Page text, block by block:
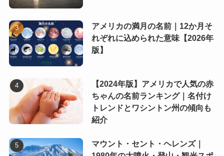
アメリカの満月の名前｜12か月そ
れぞれに込められた意味【2026年
版】
【2024年版】アメリカで人気の赤
ちゃんの名前ランキング｜名付け
トレンドとワシントン州の傾向も
紹介
マウント・セント・ヘレンズ｜